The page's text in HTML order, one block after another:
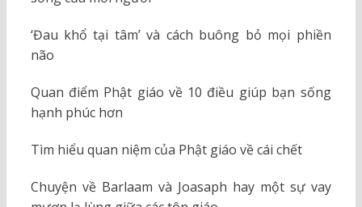
‘Đau khổ tại tâm’ và cách buông bỏ mọi phiền
não
Quan điểm Phật giáo về 10 điều giúp bạn sống
hạnh phúc hơn
Tìm hiểu quan niệm của Phật giáo về cái chết
Chuyện về Barlaam và Joasaph hay một sự vay